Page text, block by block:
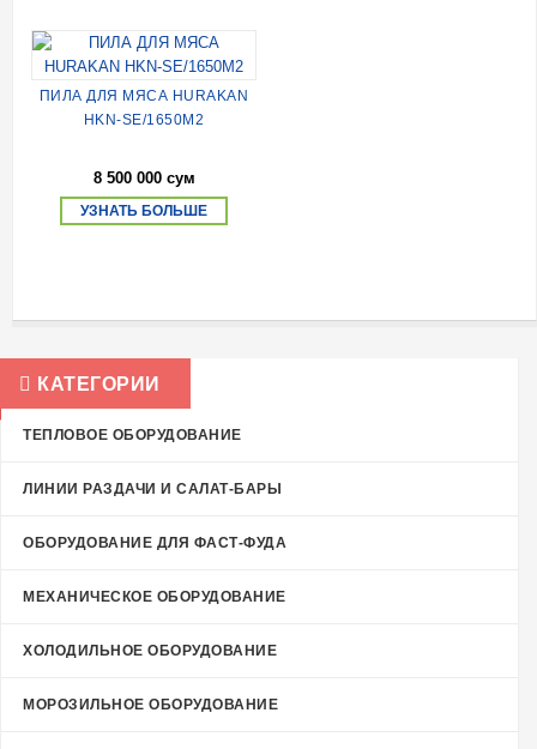
ПИЛА ДЛЯ МЯСА HURAKAN
HKN-SE/1650M2
8 500 000 сум
УЗНАТЬ БОЛЬШЕ
КАТЕГОРИИ
ТЕПЛОВОЕ ОБОРУДОВАНИЕ
ЛИНИИ РАЗДАЧИ И САЛАТ-БАРЫ
ОБОРУДОВАНИЕ ДЛЯ ФАСТ-ФУДА
МЕХАНИЧЕСКОЕ ОБОРУДОВАНИЕ
ХОЛОДИЛЬНОЕ ОБОРУДОВАНИЕ
МОРОЗИЛЬНОЕ ОБОРУДОВАНИЕ